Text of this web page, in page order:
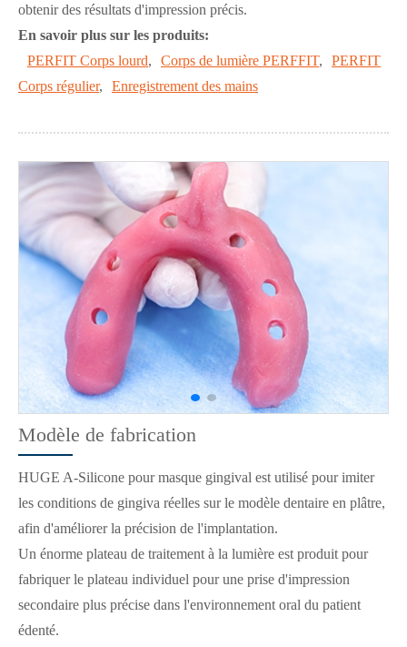
obtenir des résultats d'impression précis.
En savoir plus sur les produits:
PERFIT Corps lourd, Corps de lumière PERFFIT,
PERFIT
Corps régulier, Enregistrement des mains
Modèle de fabrication
HUGE A-Silicone pour masque gingival est utilisé pour imiter
les conditions de gingiva réelles sur le modèle dentaire en plâtre,
afin d'améliorer la précision de l'implantation.
Un énorme plateau de traitement à la lumière est produit pour
fabriquer le plateau individuel pour une prise d'impression
secondaire plus précise dans l'environnement oral du patient
édenté.